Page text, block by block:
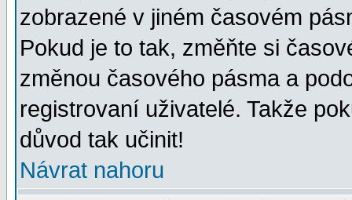
zobrazené v jiném časovém
Pokud je to tak, změňte si
změnou časového pásma a
registrovaní uživatelé. Takže
důvod tak učinit!
Návrat nahoru